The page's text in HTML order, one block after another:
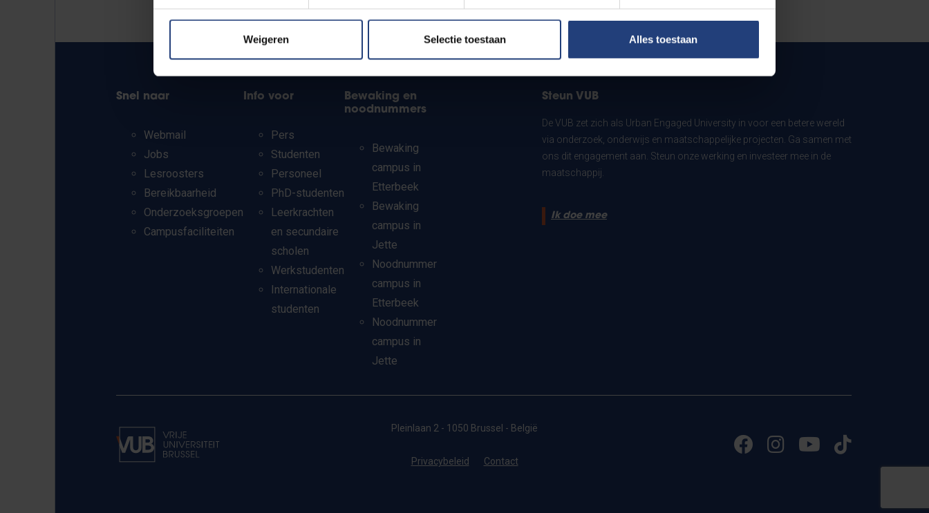
Weigeren Selectie toestaan Alles toestaan
Snel naar
Webmail
Jobs
Lesroosters
Bereikbaarheid
Onderzoeksgroepen
Campusfaciliteiten
Info voor
Pers
Studenten
Personeel
PhD-studenten
Leerkrachten
en secundaire
scholen
Werkstudenten
Internationale
studenten
Bewaking en
noodnummers
Bewaking
campus in
Etterbeek
Bewaking
campus in
Jette
Noodnummer
campus in
Etterbeek
Noodnummer
campus in
Jette
Steun VUB
De VUB zet zich als Urban Engaged University in voor een betere wereld
via onderzoek, onderwijs en maatschappelijke projecten. Ga samen met
ons dit engagement aan. Steun onze werking en investeer mee in de
maatschappij.
Ik doe mee
Pleinlaan 2 - 1050 Brussel - België
Privacybeleid Contact